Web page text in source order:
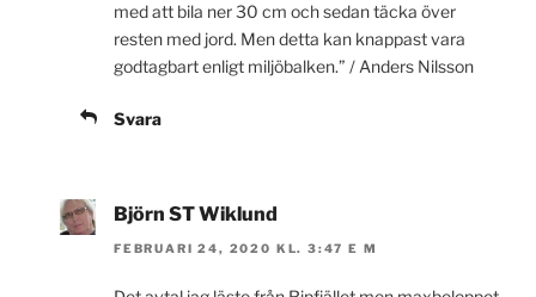
med att bila ner 30 cm och sedan täcka över
resten med jord. Men detta kan knappast vara
godtagbart enligt miljöbalken.” / Anders Nilsson
Svara
Björn ST Wiklund
FEBRUARI 24, 2020 KL. 3:47 E M